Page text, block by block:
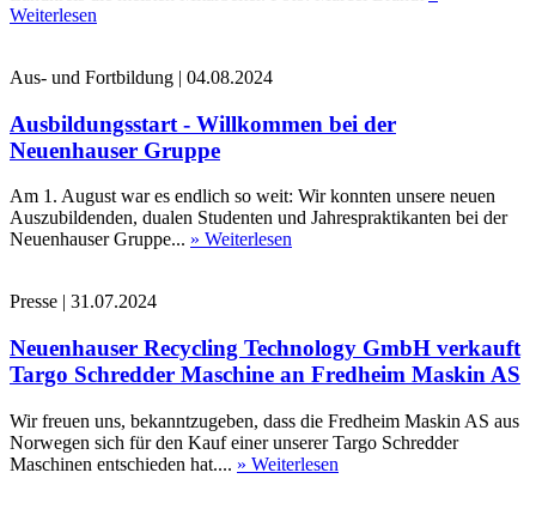
Weiterlesen
Aus- und Fortbildung | 04.08.2024
Ausbildungsstart - Willkommen bei der
Neuenhauser Gruppe
Am 1. August war es endlich so weit: Wir konnten unsere neuen
Auszubildenden, dualen Studenten und Jahrespraktikanten bei der
Neuenhauser Gruppe... » Weiterlesen
Presse | 31.07.2024
Neuenhauser Recycling Technology GmbH verkauft
Targo Schredder Maschine an Fredheim Maskin AS
Wir freuen uns, bekanntzugeben, dass die Fredheim Maskin AS aus
Norwegen sich für den Kauf einer unserer Targo Schredder
Maschinen entschieden hat.... » Weiterlesen